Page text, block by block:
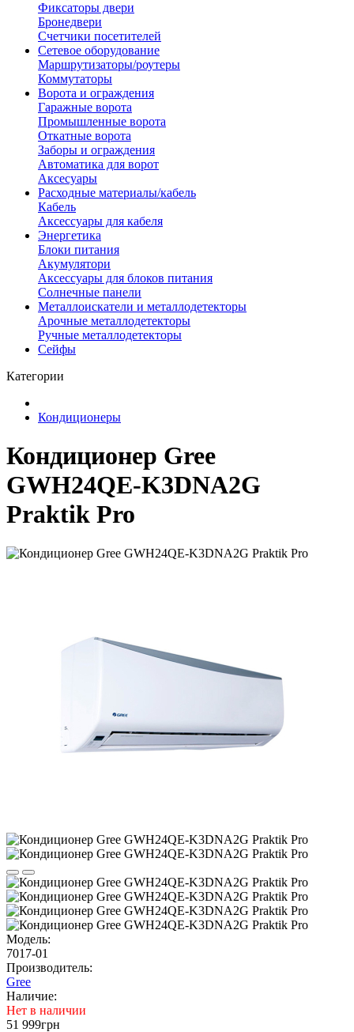
Фиксаторы двери
Бронедвери
Счетчики посетителей
Сетевое оборудование
Маршрутизаторы/роутеры
Коммутаторы
Ворота и ограждения
Гаражные ворота
Промышленные ворота
Откатные ворота
Заборы и ограждения
Автоматика для ворот
Аксесуары
Расходные материалы/кабель
Кабель
Аксессуары для кабеля
Энергетика
Блоки питания
Акумулятори
Аксессуары для блоков питания
Солнечные панели
Металлоискатели и металлодетекторы
Арочные металлодетекторы
Ручные металлодетекторы
Сейфы
Категории
Кондиционеры
Кондиционер Gree
GWH24QE-K3DNA2G
Praktik Pro
Модель:
7017-01
Производитель:
Gree
Наличие:
Нет в наличии
51 999грн